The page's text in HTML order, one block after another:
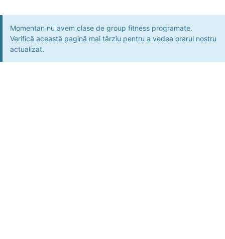
Momentan nu avem clase de group fitness programate.
Verifică această pagină mai târziu pentru a vedea orarul nostru
actualizat.